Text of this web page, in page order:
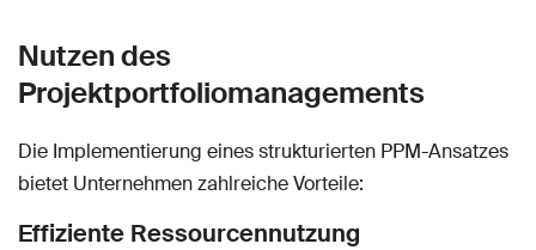
Nutzen des
Projektportfoliomanagements
Die Implementierung eines strukturierten PPM-Ansatzes
bietet Unternehmen zahlreiche Vorteile:
Effiziente Ressourcennutzung